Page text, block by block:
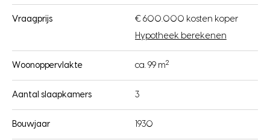
Vraagprijs
€ 600.000 kosten koper
Hypotheek berekenen
Woonoppervlakte ca. 99 m2
Aantal slaapkamers 3
Bouwjaar 1930